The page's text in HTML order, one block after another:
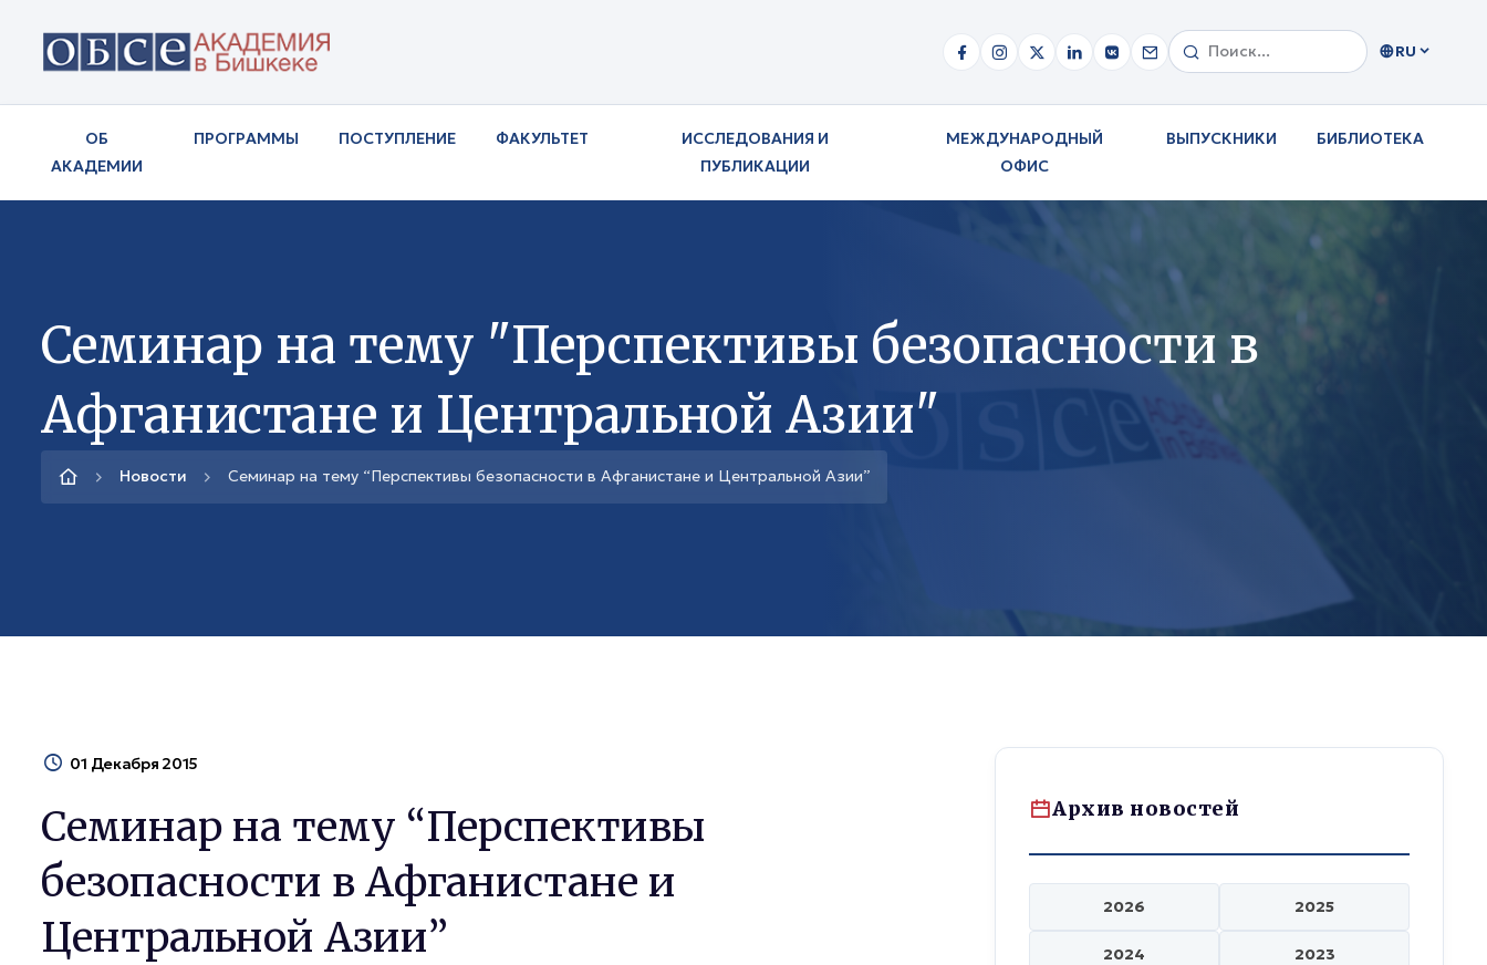
RU
ОБ
АКАДЕМИИ
ПРОГРАММЫ ПОСТУПЛЕНИЕ ФАКУЛЬТЕТ
ИССЛЕДОВАНИЯ И
ПУБЛИКАЦИИ
МЕЖДУНАРОДНЫЙ
ОФИС
ВЫПУСКНИКИ БИБЛИОТЕКА
Семинар на тему "Перспективы безопасности в
Афганистане и Центральной Азии"
Новости Семинар на тему “Перспективы безопасности в Афганистане и Центральной Азии”
01 Декабря 2015
Семинар на тему “Перспективы
безопасности в Афганистане и
Центральной Азии”
Архив новостей
2026 2025
2024 2023